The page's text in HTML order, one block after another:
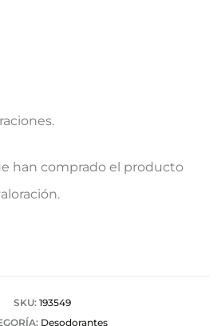
han comprado el producto
SKU: 193549
Desodorantes